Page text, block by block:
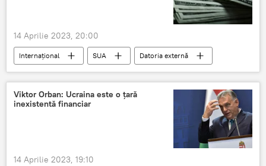
14 Aprilie 2023, 20:00
Internațional SUA
Datoria externă
datoria publică
Viktor Orban: Ucraina este o ţară
inexistentă financiar
14 Aprilie 2023, 19:10